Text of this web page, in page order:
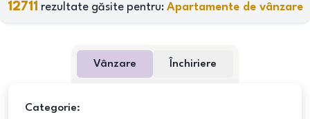
12711 rezultate găsite pentru: Apartamente de vânzare
Vânzare Închiriere
Categorie: